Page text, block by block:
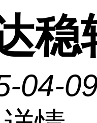
稳
04-